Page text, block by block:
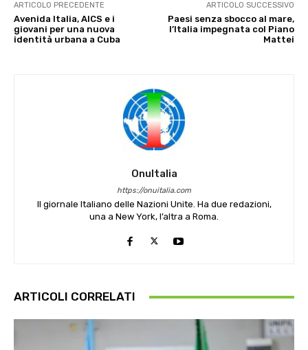
ARTICOLO PRECEDENTE
Avenida Italia, AICS e i
giovani per una nuova
identità urbana a Cuba
ARTICOLO SUCCESSIVO
Paesi senza sbocco al mare,
l’Italia impegnata col Piano
Mattei
OnuItalia
https://onuitalia.com
Il giornale Italiano delle Nazioni Unite. Ha due redazioni,
una a New York, l’altra a Roma.
ARTICOLI CORRELATI